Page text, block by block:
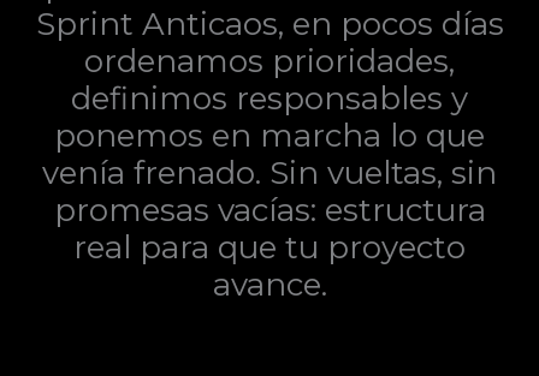
Sprint Anticaos, en pocos días
ordenamos prioridades,
definimos responsables y
ponemos en marcha lo que
venía frenado. Sin vueltas, sin
promesas vacías: estructura
real para que tu proyecto
avance.